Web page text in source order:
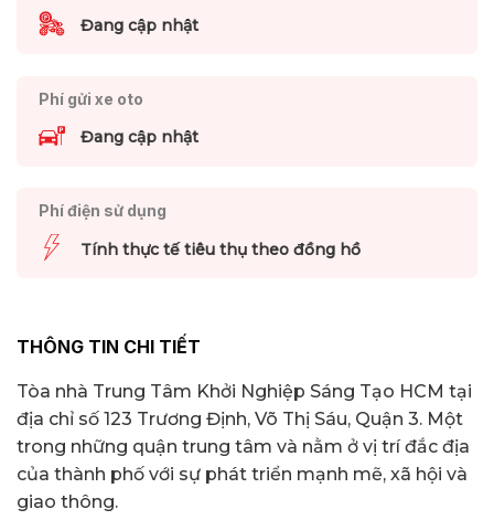
Đang cập nhật
Phí gửi xe oto
Đang cập nhật
Phí điện sử dụng
Tính thực tế tiêu thụ theo đồng hồ
THÔNG TIN CHI TIẾT
Tòa nhà Trung Tâm Khởi Nghiệp Sáng Tạo HCM tại
địa chỉ số 123 Trương Định, Võ Thị Sáu, Quận 3. Một
trong những quận trung tâm và nằm ở vị trí đắc địa
của thành phố với sự phát triển mạnh mẽ, xã hội và
giao thông.